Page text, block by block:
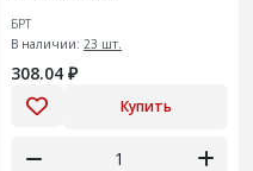
БРТ
В наличии: 23 шт.
308.04 ₽
Купить